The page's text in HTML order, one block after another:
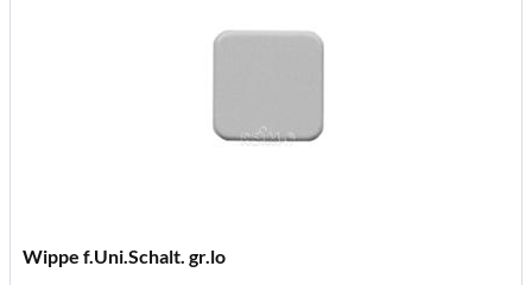
Wippe f.Uni.Schalt. gr.lo